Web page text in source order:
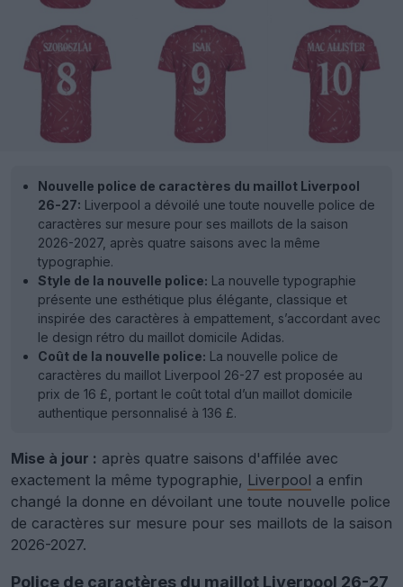
Nouvelle police de caractères du maillot Liverpool
26-27: Liverpool a dévoilé une toute nouvelle police de
caractères sur mesure pour ses maillots de la saison
2026-2027, après quatre saisons avec la même
typographie.
Style de la nouvelle police: La nouvelle typographie
présente une esthétique plus élégante, classique et
inspirée des caractères à empattement, s’accordant avec
le design rétro du maillot domicile Adidas.
Coût de la nouvelle police: La nouvelle police de
caractères du maillot Liverpool 26-27 est proposée au
prix de 16 £, portant le coût total d’un maillot domicile
authentique personnalisé à 136 £.
Mise à jour : après quatre saisons d'affilée avec
exactement la même typographie, Liverpool a enfin
changé la donne en dévoilant une toute nouvelle police
de caractères sur mesure pour ses maillots de la saison
2026-2027.
Police de caractères du maillot Liverpool 26-27